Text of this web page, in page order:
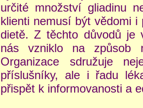
určité množství gliadinu
klienti nemusí být vědomi
dietě. Z těchto důvodů je
nás vzniklo na způsob
Organizace sdružuje
příslušníky, ale i řadu
přispět k informovanosti a